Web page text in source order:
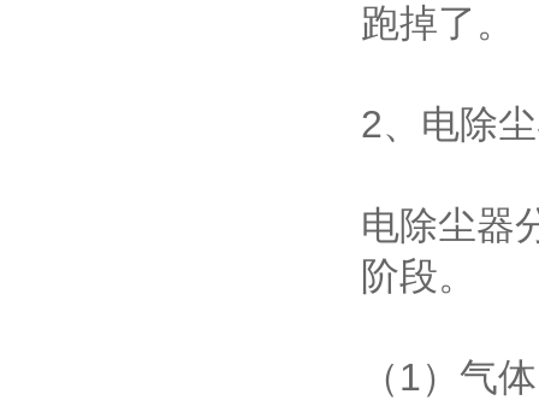
跑掉了。
2、电除
电除尘器
阶段。
（1）气